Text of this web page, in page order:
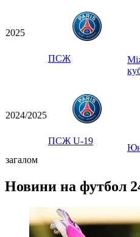
2025
ПСЖ
2024/2025
ПСЖ U-19
загалом
Новини на футбол